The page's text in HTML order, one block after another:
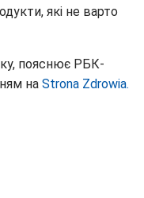
які не варто
пояснює РБК-
на Strona Zdrowia.